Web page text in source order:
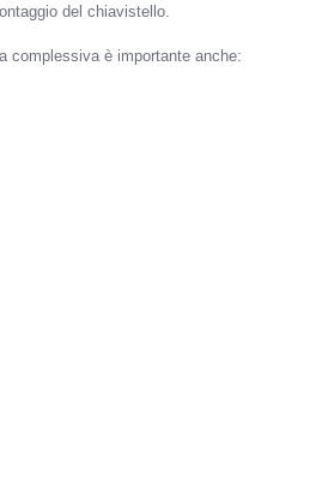
del chiavistello.
complessiva è importante anche: